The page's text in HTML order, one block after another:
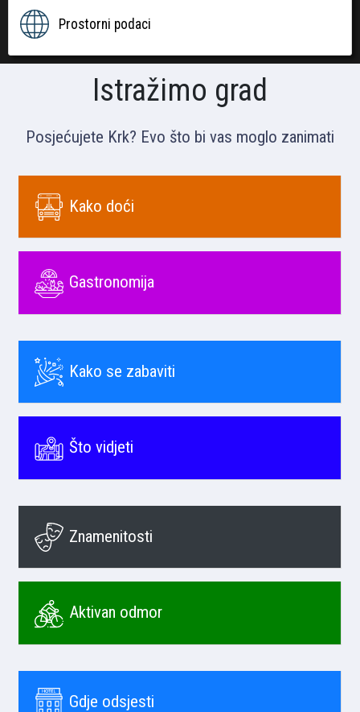
Prostorni podaci
Istražimo grad
Posjećujete Krk? Evo što bi vas moglo zanimati
Kako doći
Gastronomija
Kako se zabaviti
Što vidjeti
Znamenitosti
Aktivan odmor
Gdje odsjesti